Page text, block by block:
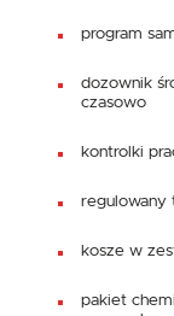
program
dozownik
czasowo
kontrolki
regulowany
kosze w
pakiet